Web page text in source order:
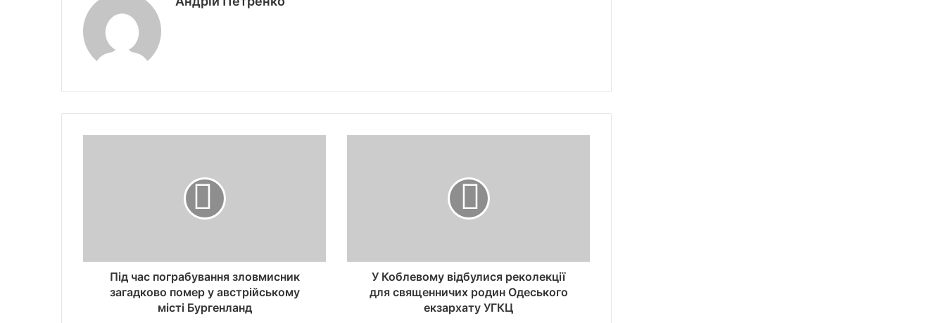
Під час пограбування зловмисник
загадково помер у австрійському
місті Бургенланд
У Коблевому відбулися реколекції
для священничих родин Одеського
екзархату УГКЦ